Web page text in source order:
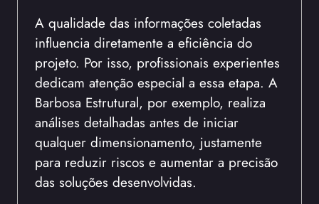
A qualidade das informações coletadas
influencia diretamente a eficiência do
projeto. Por isso, profissionais experientes
dedicam atenção especial a essa etapa. A
Barbosa Estrutural, por exemplo, realiza
análises detalhadas antes de iniciar
qualquer dimensionamento, justamente
para reduzir riscos e aumentar a precisão
das soluções desenvolvidas.